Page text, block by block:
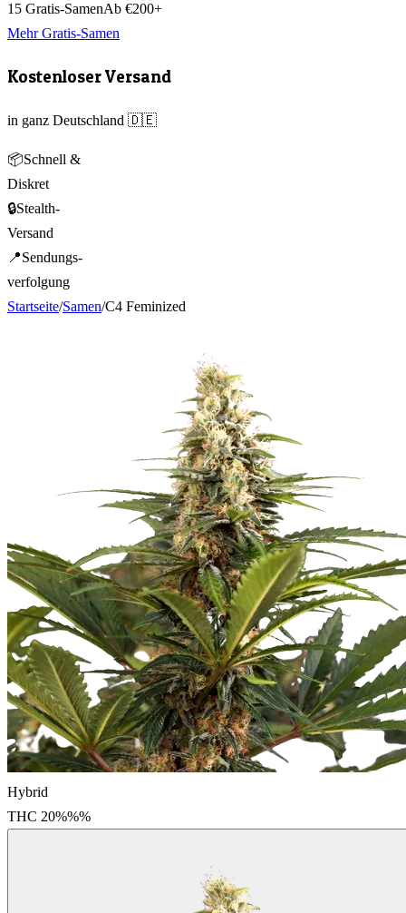
15 Gratis-SamenAb €200+
Mehr Gratis-Samen
Kostenloser Versand
in ganz Deutschland 🇩🇪
📦Schnell &
Diskret
🔒Stealth-
Versand
📍Sendungs-
verfolgung
Startseite/Samen/C4 Feminized
Hybrid
THC 20%%%